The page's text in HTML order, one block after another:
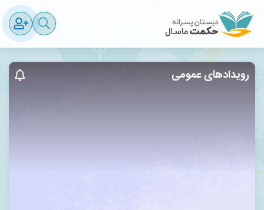
رویدادهای عمومی